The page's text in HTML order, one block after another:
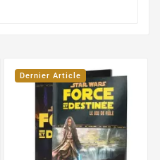
Dernier Article